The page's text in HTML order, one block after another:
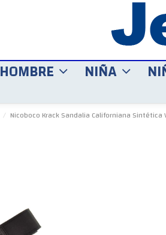
HOMBRE NIÑA
Nicoboco Krack Sandalia Californiana Sintética